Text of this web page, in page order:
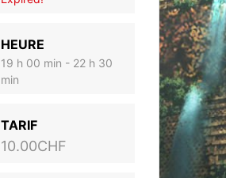
HEURE
19 h 00 min - 22 h 30
min
TARIF
10.00CHF